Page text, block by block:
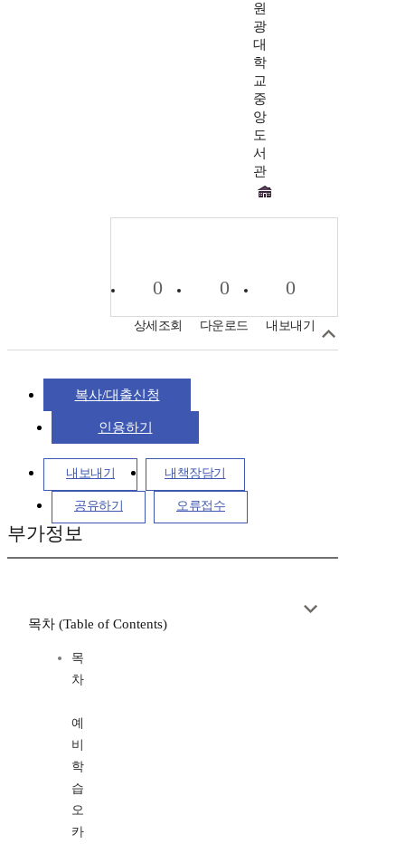
원
광
대
학
교
중
앙
도
서
관
0
상세조회
0
다운로드
0
내보내기
복사/대출신청
인용하기
내보내기 내책장담기
공유하기 오류접수
부가정보
목차 (Table of Contents)
목
차
예
비
학
습
오
카